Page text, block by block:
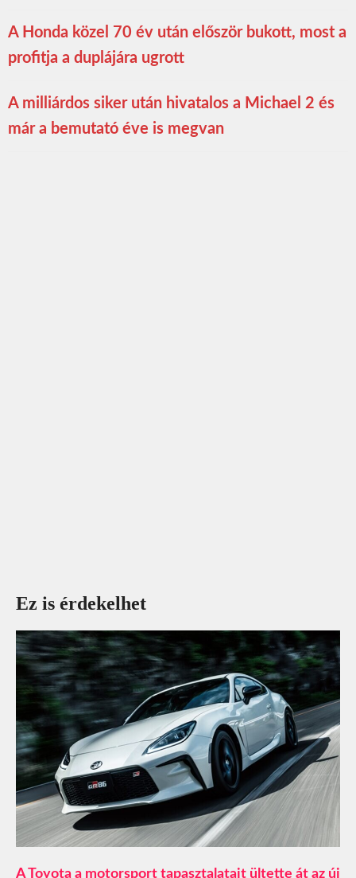
A Honda közel 70 év után először bukott, most a
profitja a duplájára ugrott
A milliárdos siker után hivatalos a Michael 2 és
már a bemutató éve is megvan
Ez is érdekelhet
A Toyota a motorsport tapasztalatait ültette át az új